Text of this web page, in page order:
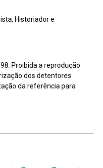
Historiador e
Proibida a reprodução
dos detentores
da referência para